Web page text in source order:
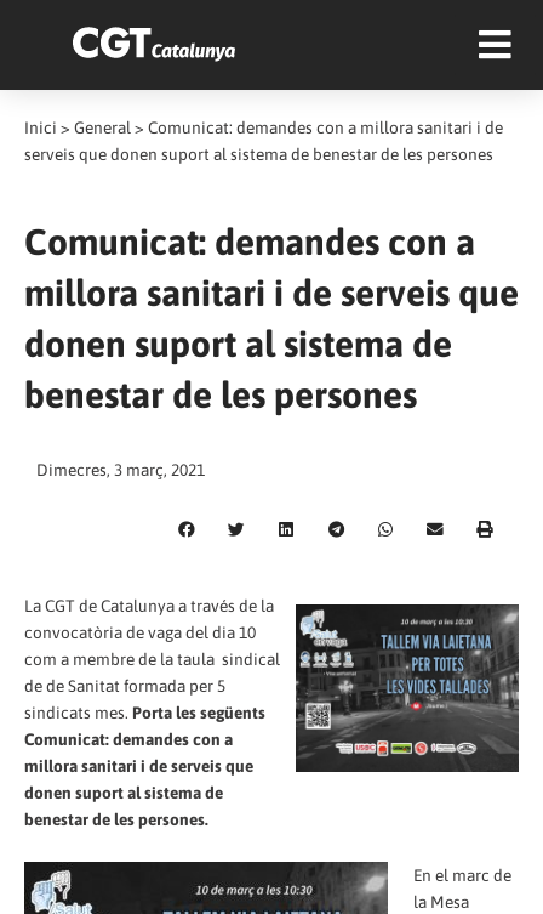
Inici > General > Comunicat: demandes con a millora sanitari i de
serveis que donen suport al sistema de benestar de les persones
Comunicat: demandes con a
millora sanitari i de serveis que
donen suport al sistema de
benestar de les persones
Dimecres, 3 març, 2021
La CGT de Catalunya a través de la
convocatòria de vaga del dia 10
com a membre de la taula sindical
de de Sanitat formada per 5
sindicats mes. Porta les següents
Comunicat: demandes con a
millora sanitari i de serveis que
donen suport al sistema de
benestar de les persones.
En el marc de
la Mesa